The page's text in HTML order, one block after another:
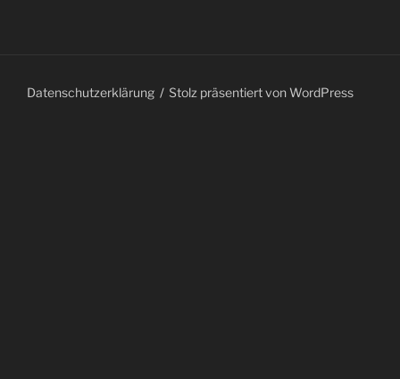
Datenschutzerklärung Stolz präsentiert von WordPress